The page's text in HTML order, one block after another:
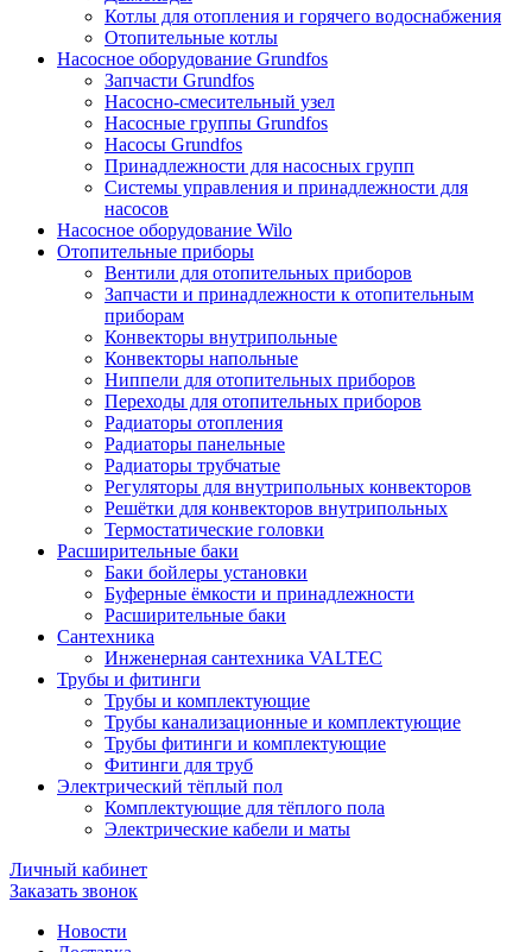
Котлы для отопления и горячего водоснабжения
Отопительные котлы
Насосное оборудование Grundfos
Запчасти Grundfos
Насосно-смесительный узел
Насосные группы Grundfos
Насосы Grundfos
Принадлежности для насосных групп
Системы управления и принадлежности для
насосов
Насосное оборудование Wilo
Отопительные приборы
Вентили для отопительных приборов
Запчасти и принадлежности к отопительным
приборам
Конвекторы внутрипольные
Конвекторы напольные
Ниппели для отопительных приборов
Переходы для отопительных приборов
Радиаторы отопления
Радиаторы панельные
Радиаторы трубчатые
Регуляторы для внутрипольных конвекторов
Решётки для конвекторов внутрипольных
Термостатические головки
Расширительные баки
Баки бойлеры установки
Буферные ёмкости и принадлежности
Расширительные баки
Сантехника
Инженерная сантехника VALTEC
Трубы и фитинги
Трубы и комплектующие
Трубы канализационные и комплектующие
Трубы фитинги и комплектующие
Фитинги для труб
Электрический тёплый пол
Комплектующие для тёплого пола
Электрические кабели и маты
Личный кабинет
Заказать звонок
Новости